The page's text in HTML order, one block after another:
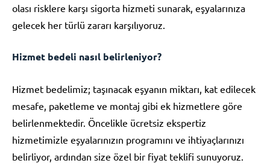
olası risklere karşı sigorta hizmeti sunarak, eşyalarınıza
gelecek her türlü zararı karşılıyoruz.
Hizmet bedeli nasıl belirleniyor?
Hizmet bedelimiz; taşınacak eşyanın miktarı, kat edilecek
mesafe, paketleme ve montaj gibi ek hizmetlere göre
belirlenmektedir. Öncelikle ücretsiz ekspertiz
hizmetimizle eşyalarınızın programını ve ihtiyaçlarınızı
belirliyor, ardından size özel bir fiyat teklifi sunuyoruz.